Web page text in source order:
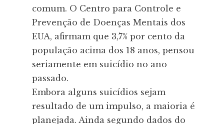
comum. O Centro para Controle e
Prevenção de Doenças Mentais dos
EUA, afirmam que 3,7% por cento da
população acima dos 18 anos, pensou
seriamente em suicídio no ano
passado.
Embora alguns suicídios sejam
resultado de um impulso, a maioria é
planejada. Ainda segundo dados do